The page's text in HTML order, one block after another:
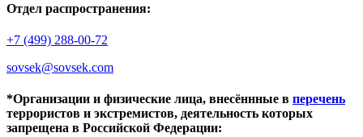
Отдел распространения:
+7 (499) 288-00-72
sovsek@sovsek.com
*Организации и физические лица, внесённные в перечень
террористов и экстремистов, деятельность которых
запрещена в Российской Федерации: